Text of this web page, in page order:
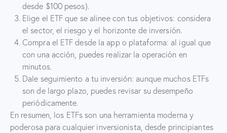
desde $100 pesos).
Elige el ETF que se alinee con tus objetivos: considera
el sector, el riesgo y el horizonte de inversión.
Compra el ETF desde la app o plataforma: al igual que
con una acción, puedes realizar la operación en
minutos.
Dale seguimiento a tu inversión: aunque muchos ETFs
son de largo plazo, puedes revisar su desempeño
periódicamente.
En resumen, los ETFs son una herramienta moderna y
poderosa para cualquier inversionista, desde principiantes